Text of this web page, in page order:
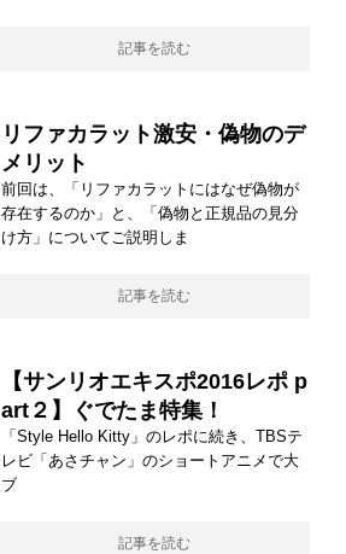
記事を読む
リファカラット激安・偽物のデ
メリット
前回は、「リファカラットにはなぜ偽物が
存在するのか」と、「偽物と正規品の見分
け方」についてご説明しま
記事を読む
【サンリオエキスポ2016レポ p
art２】ぐでたま特集！
「Style Hello Kitty」のレポに続き、TBSテ
レビ「あさチャン」のショートアニメで大
ブ
記事を読む